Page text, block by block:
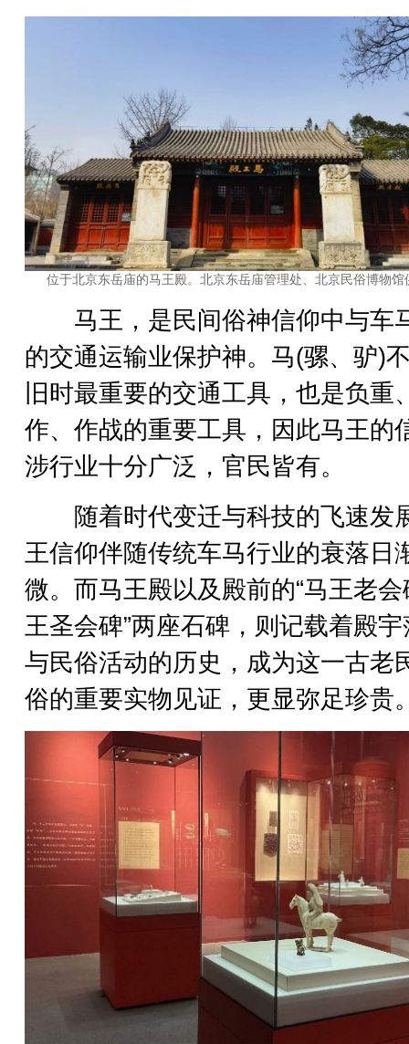
位于北京东岳庙的马王殿。北京东岳庙管理处、北京民俗博物馆
马王，是民间俗神信仰中与车
的交通运输业保护神。马(骡、驴)
旧时最重要的交通工具，也是负重
作、作战的重要工具，因此马王的
涉行业十分广泛，官民皆有。
随着时代变迁与科技的飞速发
王信仰伴随传统车马行业的衰落日
微。而马王殿以及殿前的“马王老会
王圣会碑”两座石碑，则记载着殿
与民俗活动的历史，成为这一古老
俗的重要实物见证，更显弥足珍贵